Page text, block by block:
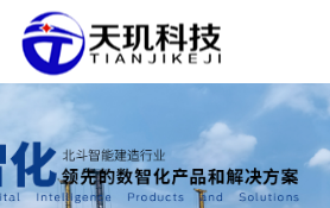
网站首页
系统中心